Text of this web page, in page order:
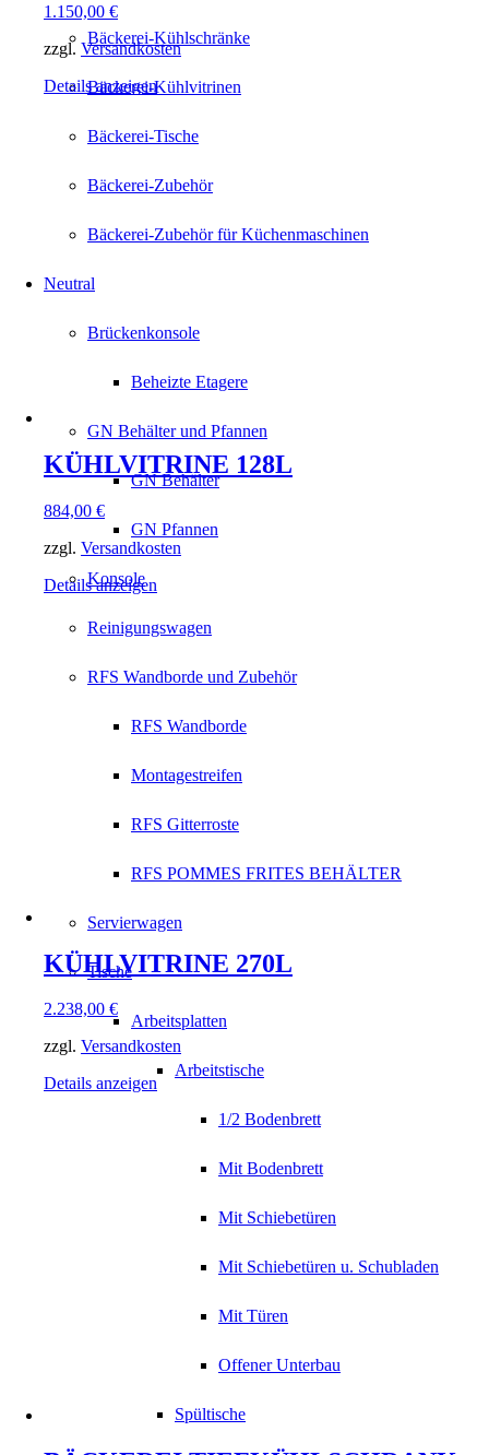
Bäckerei-Kühlschränke
Bäckerei-Kühlvitrinen
Bäckerei-Tische
Bäckerei-Zubehör
Bäckerei-Zubehör für Küchenmaschinen
Neutral
Brückenkonsole
Beheizte Etagere
GN Behälter und Pfannen
GN Behälter
GN Pfannen
Konsole
Reinigungswagen
RFS Wandborde und Zubehör
RFS Wandborde
Montagestreifen
RFS Gitterroste
RFS POMMES FRITES BEHÄLTER
Servierwagen
Tische
Arbeitsplatten
Arbeitstische
1/2 Bodenbrett
Mit Bodenbrett
Mit Schiebetüren
Mit Schiebetüren u. Schubladen
Mit Türen
Offener Unterbau
Spültische
1.150,00 €
zzgl. Versandkosten
Details anzeigen
KÜHLVITRINE 128L
884,00 €
zzgl. Versandkosten
Details anzeigen
KÜHLVITRINE 270L
2.238,00 €
zzgl. Versandkosten
Details anzeigen